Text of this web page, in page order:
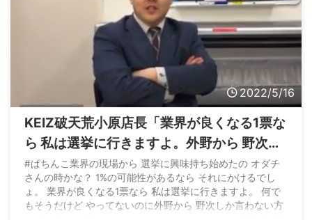
2022/5/16
KEIZ破天荒小原店長「業界が良くなる1票な
ら 私は選挙に行きますよ。外野から 野次し
か言わない方と 傍観者が一番ダサい」
#ぱちんこ業界の現場から 選挙に興味持ち始めたの オダチ
さんの時かな？ 1%の可能性があるなら それにかけるでし
ょ。 業界が良くなる1票なら 私は選挙に行きますよ。 何で
もそうだけど やってないのに外野から 野次しか言わない方